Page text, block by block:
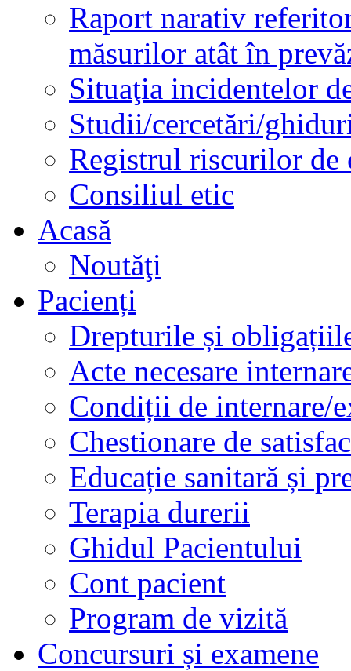
Raport narativ
măsurilor atât în
Situaţia incidentelor
Studii/cercetări/
Registrul riscurilor de
Consiliul etic
Acasă
Noutăţi
Pacienți
Drepturile și
Acte necesare
Condiții de internare/
Chestionare de
Educație sanitară și
Terapia durerii
Ghidul Pacientului
Cont pacient
Program de vizită
Concursuri și examene